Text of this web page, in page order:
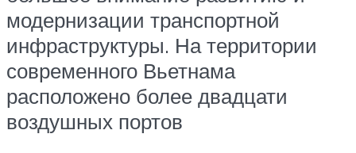
модернизации транспортной
инфраструктуры. На территории
современного Вьетнама
расположено более двадцати
воздушных портов